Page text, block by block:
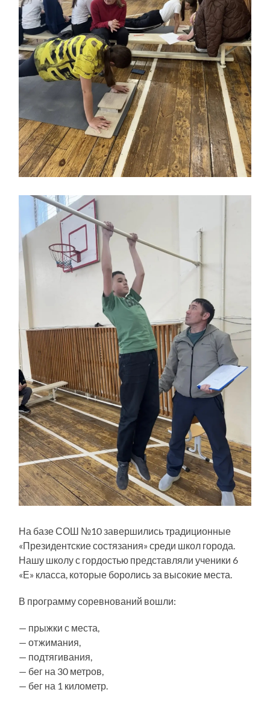
На базе СОШ №10 завершились традиционные
«Президентские состязания» среди школ города.
Нашу школу с гордостью представляли ученики 6
«Е» класса, которые боролись за высокие места.
В программу соревнований вошли:
— прыжки с места,
— отжимания,
— подтягивания,
— бег на 30 метров,
— бег на 1 километр.